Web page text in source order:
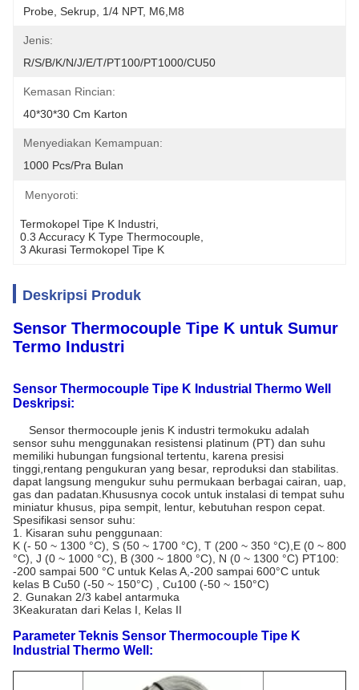
Probe, Sekrup, 1/4 NPT, M6,M8
Jenis:
R/S/B/K/N/J/E/T/PT100/PT1000/CU50
Kemasan Rincian:
40*30*30 Cm Karton
Menyediakan Kemampuan:
1000 Pcs/pra Bulan
Menyoroti:
Termokopel Tipe K Industri
0.3 Accuracy K Type Thermocouple
3 Akurasi Termokopel Tipe K
Deskripsi Produk
Sensor Thermocouple Tipe K untuk Sumur
Termo Industri
Sensor Thermocouple Tipe K Industrial Thermo Well
Deskripsi:
Sensor thermocouple jenis K industri termokuku adalah
sensor suhu menggunakan resistensi platinum (PT) dan suhu
memiliki hubungan fungsional tertentu, karena presisi
tinggi,rentang pengukuran yang besar, reproduksi dan stabilitas.
dapat langsung mengukur suhu permukaan berbagai cairan, uap,
gas dan padatan.Khususnya cocok untuk instalasi di tempat suhu
miniatur khusus, pipa sempit, lentur, kebutuhan respon cepat.
Spesifikasi sensor suhu:
1. Kisaran suhu penggunaan:
K (- 50 ~ 1300 °C), S (50 ~ 1700 °C), T (200 ~ 350 °C),E (0 ~ 800
°C), J (0 ~ 1000 °C), B (300 ~ 1800 °C), N (0 ~ 1300 °C) PT100:
-200 sampai 500 °C untuk Kelas A,-200 sampai 600°C untuk
kelas B Cu50 (-50 ~ 150°C) , Cu100 (-50 ~ 150°C)
2. Gunakan 2/3 kabel antarmuka
3Keakuratan dari Kelas I, Kelas II
Parameter Teknis Sensor Thermocouple Tipe K
Industrial Thermo Well: